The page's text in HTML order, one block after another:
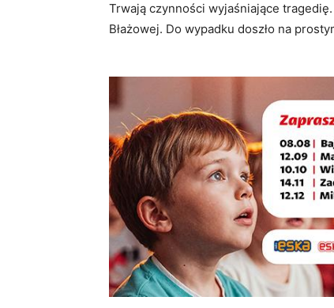
Trwają czynności wyjaśniające
Błażowej. Do wypadku doszło na